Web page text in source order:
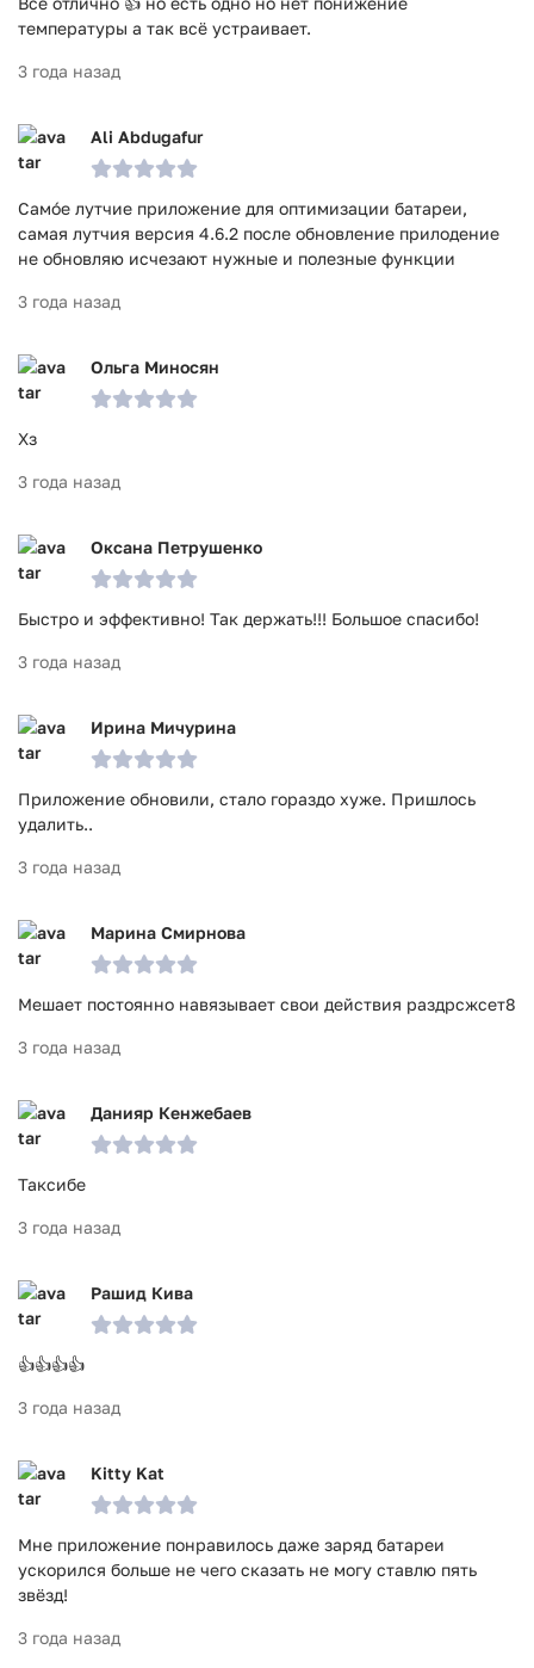
температуры а так всё устраивает.
3 года назад
Ali Abdugafur
Само́е лутчие приложение для оптимизации батареи,
самая лутчия версия 4.6.2 после обновление прилодение
не обновляю исчезают нужные и полезные функции
3 года назад
Ольга Миносян
Хз
3 года назад
Оксана Петрушенко
Быстро и эффективно! Так держать!!! Большое спасибо!
3 года назад
Ирина Мичурина
Приложение обновили, стало гораздо хуже. Пришлось
удалить..
3 года назад
Марина Смирнова
Мешает постоянно навязывает свои действия раздрсжсет8
3 года назад
Данияр Кенжебаев
Таксибе
3 года назад
Рашид Кива
👍👍👍👍
3 года назад
Kitty Kat
Мне приложение понравилось даже заряд батареи
ускорился больше не чего сказать не могу ставлю пять
звёзд!
3 года назад